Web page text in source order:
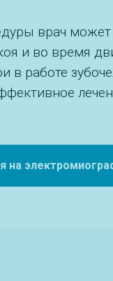
врач
и во время
в работе
на